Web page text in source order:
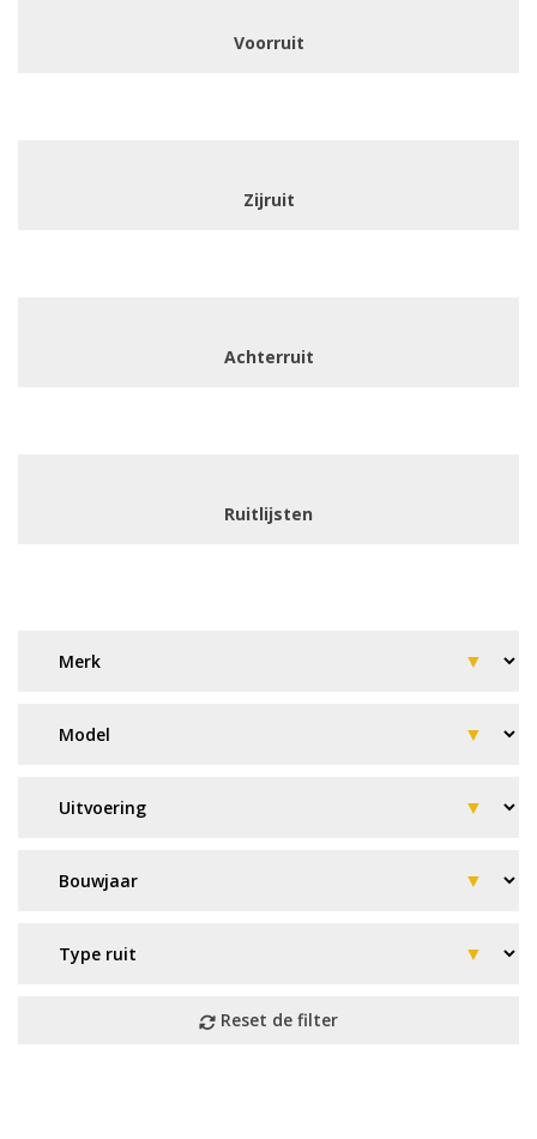
Voorruit
Zijruit
Achterruit
Ruitlijsten